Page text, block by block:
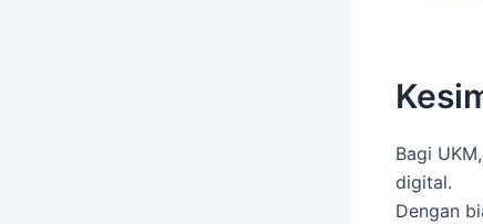
Bagi
digital.
Dengan